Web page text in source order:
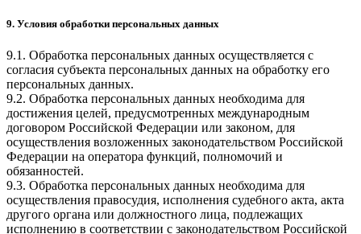
9. Условия обработки персональных данных
9.1. Обработка персональных данных осуществляется с
согласия субъекта персональных данных на обработку его
персональных данных.
9.2. Обработка персональных данных необходима для
достижения целей, предусмотренных международным
договором Российской Федерации или законом, для
осуществления возложенных законодательством Российской
Федерации на оператора функций, полномочий и
обязанностей.
9.3. Обработка персональных данных необходима для
осуществления правосудия, исполнения судебного акта, акта
другого органа или должностного лица, подлежащих
исполнению в соответствии с законодательством Российской